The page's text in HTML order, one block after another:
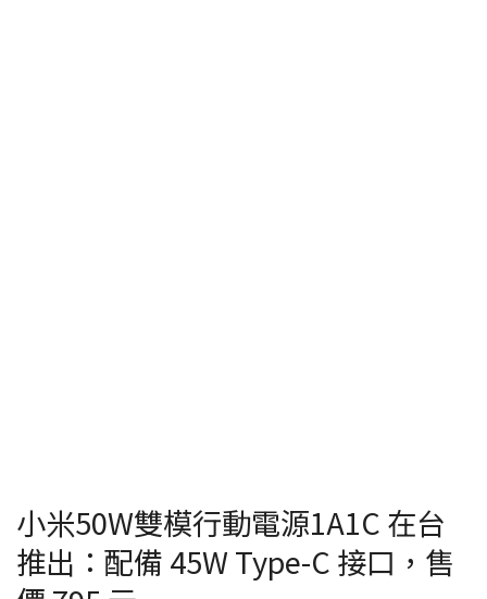
小米50W雙模行動電源1A1C 在台
推出：配備 45W Type-C 接口，售